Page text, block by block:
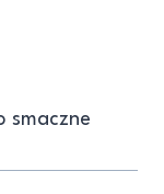
smaczne